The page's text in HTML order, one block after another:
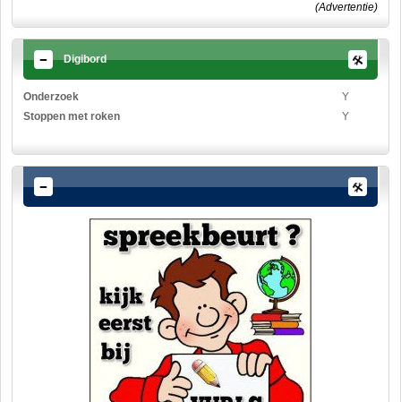
(Advertentie)
Digibord
Onderzoek
Y
Stoppen met roken
Y